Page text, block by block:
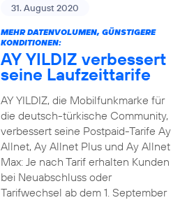
31. August 2020
MEHR DATENVOLUMEN, GÜNSTIGERE
KONDITIONEN:
AY YILDIZ verbessert
seine Laufzeittarife
AY YILDIZ, die Mobilfunkmarke für
die deutsch-türkische Community,
verbessert seine Postpaid-Tarife Ay
Allnet, Ay Allnet Plus und Ay Allnet
Max: Je nach Tarif erhalten Kunden
bei Neuabschluss oder
Tarifwechsel ab dem 1. September